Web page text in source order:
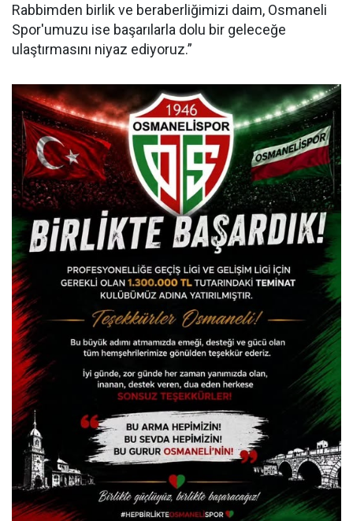
Rabbimden birlik ve beraberliğimizi daim, Osmaneli
Spor'umuzu ise başarılarla dolu bir geleceğe
ulaştırmasını niyaz ediyoruz.”